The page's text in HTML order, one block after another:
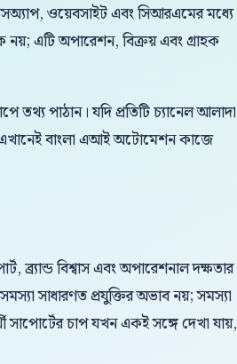
ওয়েবসাইট এবং সিআরএমের মধ্যে
এটি অপারেশন, বিক্রয় এবং গ্রাহক
পাঠান। যদি প্রতিটি চ্যানেল আলাদা
বাংলা এআই অটোমেশন কাজে
বিশ্বাস এবং অপারেশনাল দক্ষতার
সাধারণত প্রযুক্তির অভাব নয়; সমস্যা
চাপ যখন একই সঙ্গে দেখা যায়,